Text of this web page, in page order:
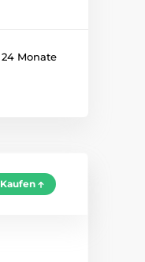
24 Monate
Kaufen